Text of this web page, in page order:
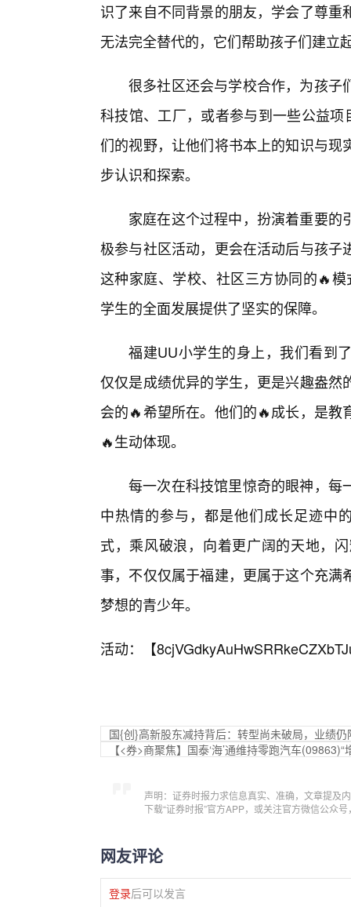
识了来自不同背景的朋友，学会了尊
无法完全替代的，它们帮助孩子们建立
很多社区还会与学校合作，为孩子
科技馆、工厂，或者参与到一些公益
们的视野，让他们将书本上的知识与
步认识和探索。
家庭在这个过程中，扮演着重要
极参与社区活动，更会在活动后与孩
这种家庭、学校、社区三方协同的🔥
学生的全面发展提供了坚实的保障。
福建UU小学生的身上，我们看到
仅仅是成绩优异的学生，更是兴趣盎
会的🔥希望所在。他们的🔥成长，是
🔥生动体现。
每一次在科技馆里惊奇的眼神，每
中热情的参与，都是他们成长足迹中
式，乘风破浪，向着更广阔的天地，
事，不仅仅属于福建，更属于这个充
梦想的青少年。
活动：【
国{创}高新股东减持背后：转型尚未破局，业绩仍
【<券>商聚焦】国泰‘海’通维持零跑汽车
声明：证券时报力求信息真实、准确，文章提及
下载“证券时报”官方APP，或关注官方微信公众
网友评论
登录后可以发言